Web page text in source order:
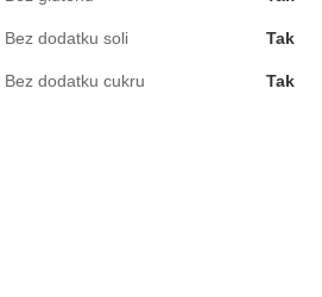
Bez dodatku soli Tak
Bez dodatku cukru Tak